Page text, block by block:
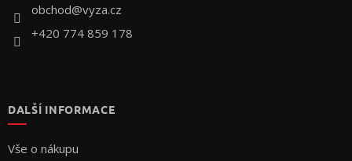
obchod@vyza.cz
+420 774 859 178
DALŠÍ INFORMACE
Vše o nákupu